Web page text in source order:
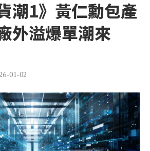
潮1》黃仁勳包產
溢爆單潮來
01-02